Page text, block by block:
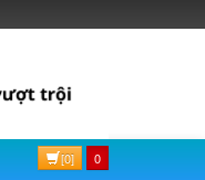
[0] 0